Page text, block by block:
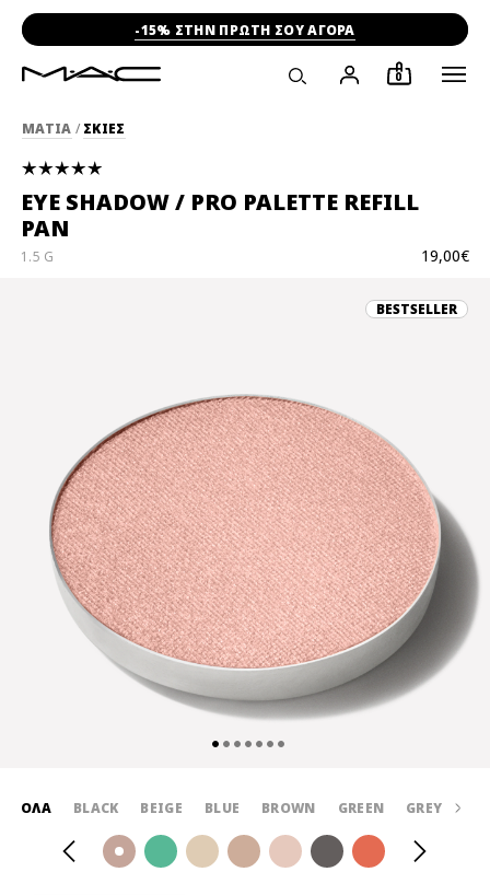
-15% ΣΤΗΝ ΠΡΩΤΗ ΣΟΥ ΑΓΟΡΑ
0
ΜΑΤΙΑ / ΣΚΙΕΣ
EYE SHADOW / PRO PALETTE REFILL
PAN
19,00€
1.5 G
BESTSELLER
ΌΛΑ BLACK BEIGE BLUE BROWN GREEN GREY